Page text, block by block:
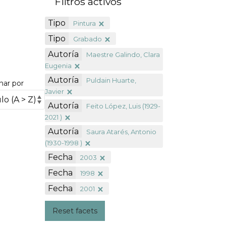
por
Tipo Pintura
Tipo Grabado
Autoría
Maestre Galindo, Clara
Eugenia
Autoría
Puldain Huarte,
Javier
Autoría
Feito López, Luis (1929-
2021 )
Autoría
Saura Atarés, Antonio
(1930-1998 )
Fecha 2003
Fecha 1998
Fecha 2001
Reset facets